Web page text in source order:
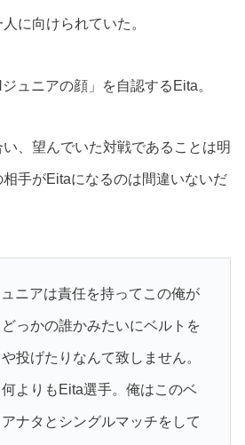
に向けられていた。
ュニアの顔」を自認するEita。
、望んでいた対戦であることは明
手がEitaになるのは間違いないだ
ニアは責任を持ってこの俺が
っかの誰かみたいにベルトを
投げたりなんて致しません。
何よりもEita選手。俺はこのベ
ナタとシングルマッチをして